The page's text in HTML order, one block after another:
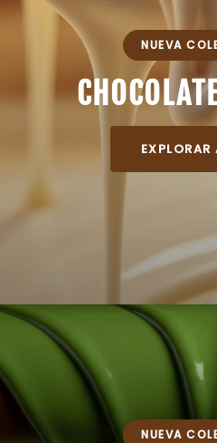
NUEVA
NUEVA